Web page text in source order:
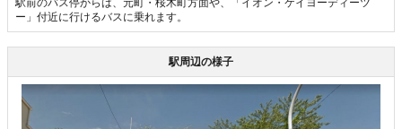
駅前のバス停からは、元町・桜木町方面や、「イオン・ケイヨーディーツ
ー」付近に行けるバスに乗れます。
駅周辺の様子